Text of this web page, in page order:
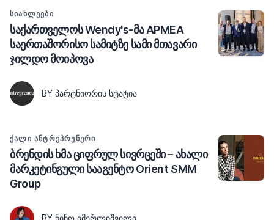
ᲡᲘᲐᲮᲚᲔᲔᲑᲘ
საქართველოს Wendy's-მა APMEA
საერთაშორისო სამიტზე სამი მთავარი
ჯილდო მოიპოვა
BY ᲞᲐᲠᲢᲜᲘᲝᲠᲘᲡ ᲡᲢᲐᲢᲘᲐ
ᲥᲐᲚᲘ ᲐᲜᲢᲠᲔᲞᲠᲔᲜᲔᲠᲘ
ბრენდის ხმა ციფრულ სივრცეში – ახალი
მარკეტინგული სააგენტო Orient SMM
Group